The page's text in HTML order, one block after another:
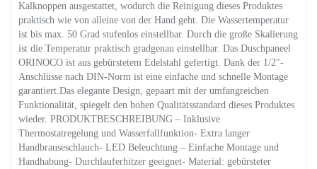
Kalknoppen ausgestattet, wodurch die Reinigung dieses Produktes
praktisch wie von alleine von der Hand geht. Die Wassertemperatur
ist bis max. 50 Grad stufenlos einstellbar. Durch die große Skalierung
ist die Temperatur praktisch gradgenau einstellbar. Das Duschpaneel
ORINOCO ist aus gebürstetem Edelstahl gefertigt. Dank der 1/2″-
Anschlüsse nach DIN-Norm ist eine einfache und schnelle Montage
garantiert.Das elegante Design, gepaart mit der umfangreichen
Funktionalität, spiegelt den hohen Qualitätsstandard dieses Produktes
wieder. PRODUKTBESCHREIBUNG – Inklusive
Thermostatregelung und Wasserfallfunktion- Extra langer
Handbrauseschlauch- LED Beleuchtung – Einfache Montage und
Handhabung- Durchlauferhitzer geeignet- Material: gebürsteter